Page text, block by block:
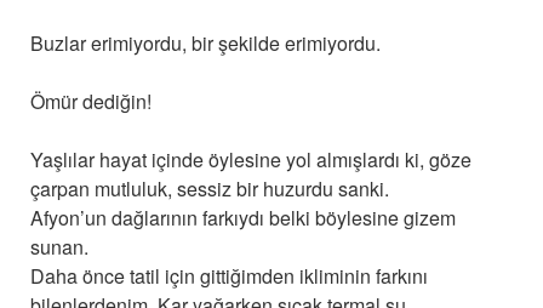
Buzlar erimiyordu, bir şekilde erimiyordu.
Ömür dediğin!
Yaşlılar hayat içinde öylesine yol almışlardı ki, göze
çarpan mutluluk, sessiz bir huzurdu sanki.
Afyon’un dağlarının farkıydı belki böylesine gizem
sunan.
Daha önce tatil için gittiğimden ikliminin farkını